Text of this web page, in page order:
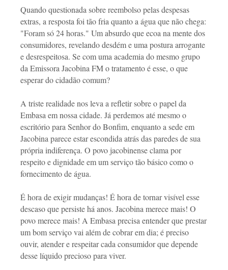
Quando questionada sobre reembolso pelas despesas
extras, a resposta foi tão fria quanto a água que não chega:
"Foram só 24 horas." Um absurdo que ecoa na mente dos
consumidores, revelando desdém e uma postura arrogante
e desrespeitosa. Se com uma academia do mesmo grupo
da Emissora Jacobina FM o tratamento é esse, o que
esperar do cidadão comum?
A triste realidade nos leva a refletir sobre o papel da
Embasa em nossa cidade. Já perdemos até mesmo o
escritório para Senhor do Bonfim, enquanto a sede em
Jacobina parece estar escondida atrás das paredes de sua
própria indiferença. O povo jacobinense clama por
respeito e dignidade em um serviço tão básico como o
fornecimento de água.
É hora de exigir mudanças! É hora de tornar visível esse
descaso que persiste há anos. Jacobina merece mais! O
povo merece mais! A Embasa precisa entender que prestar
um bom serviço vai além de cobrar em dia; é preciso
ouvir, atender e respeitar cada consumidor que depende
desse líquido precioso para viver.